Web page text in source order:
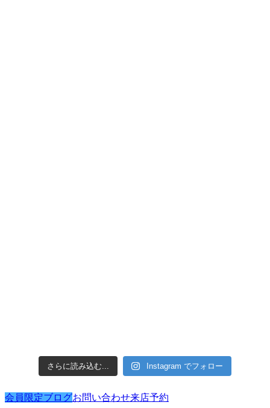
さらに読み込む... Instagram でフォロー
会員限定ブログお問い合わせ来店予約